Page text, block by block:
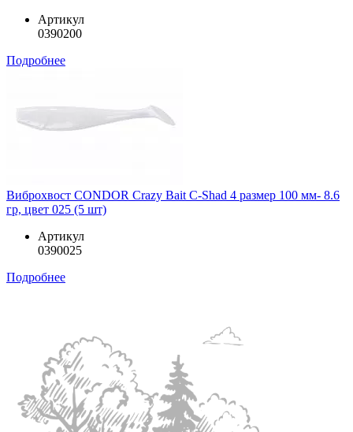
Артикул
0390200
Подробнее
Виброхвост CONDOR Crazy Bait C-Shad 4 размер 100 мм- 8.6
гр, цвет 025 (5 шт)
Артикул
0390025
Подробнее